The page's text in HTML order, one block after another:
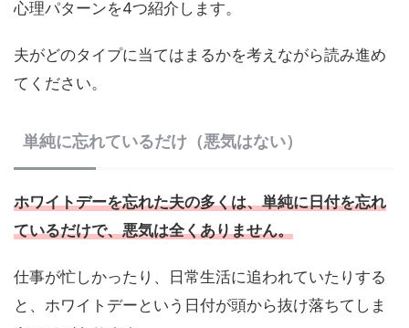
心理パターンを4つ紹介します。
夫がどのタイプに当てはまるかを考えながら読み進め
てください。
単純に忘れているだけ（悪気はない）
ホワイトデーを忘れた夫の多くは、単純に日付を忘れ
ているだけで、悪気は全くありません。
仕事が忙しかったり、日常生活に追われていたりする
と、ホワイトデーという日付が頭から抜け落ちてしま